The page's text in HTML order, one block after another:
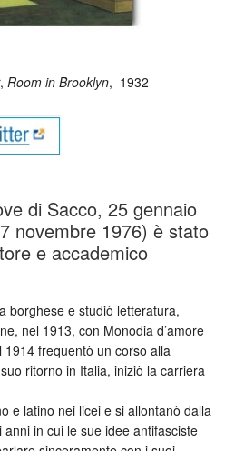
Room in Brooklyn, 1932
di Sacco, 25 gennaio
novembre 1976) è stato
e accademico
borghese e studiò letteratura,
nel 1913, con Monodia d’amore
frequentò un corso alla
ritorno in Italia, iniziò la carriera
e latino nei licei e si allontanò dalla
in cui le sue idee antifasciste